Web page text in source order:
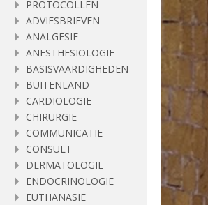
PROTOCOLLEN
ADVIESBRIEVEN
ANALGESIE
ANESTHESIOLOGIE
BASISVAARDIGHEDEN
BUITENLAND
CARDIOLOGIE
CHIRURGIE
COMMUNICATIE
CONSULT
DERMATOLOGIE
ENDOCRINOLOGIE
EUTHANASIE